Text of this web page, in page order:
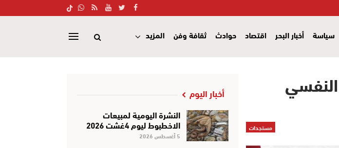
سياسة أخبار البحر اقتصاد حوادث ثقافة وفن المزيد
مستجدات
أخبار اليوم
النشرة اليومية لمبيعات
الاخطبوط ليوم 4غشت 2026
5 أغسطس 2026